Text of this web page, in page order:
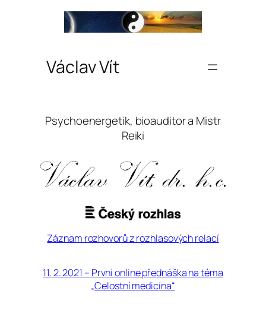
Václav Vít
Psychoenergetik, bioauditor a Mistr
Reiki
Záznam rozhovorů z rozhlasových relací
11. 2. 2021 – První online přednáška na téma
„Celostní medicína“